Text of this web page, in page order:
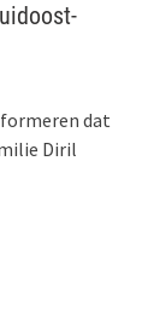
dat
Diril